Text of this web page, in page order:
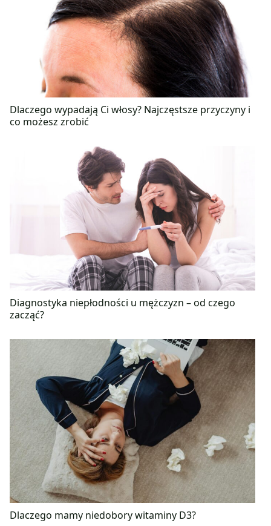
Dlaczego wypadają Ci włosy? Najczęstsze przyczyny i
co możesz zrobić
Diagnostyka niepłodności u mężczyzn – od czego
zacząć?
Dlaczego mamy niedobory witaminy D3?